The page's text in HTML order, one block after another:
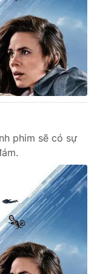
phim sẽ có sự